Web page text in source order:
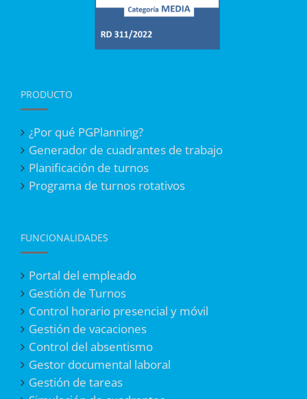
PRODUCTO
¿Por qué PGPlanning?
Generador de cuadrantes de trabajo
Planificación de turnos
Programa de turnos rotativos
FUNCIONALIDADES
Portal del empleado
Gestión de Turnos
Control horario presencial y móvil
Gestión de vacaciones
Control del absentismo
Gestor documental laboral
Gestión de tareas